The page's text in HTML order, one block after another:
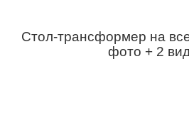
Стол-трансформер на
фото + 2